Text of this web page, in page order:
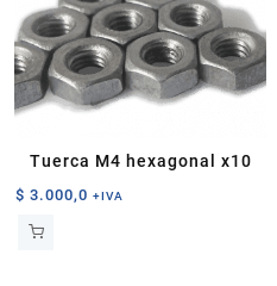
Tuerca M4 hexagonal x10
$ 3.000,0 +IVA